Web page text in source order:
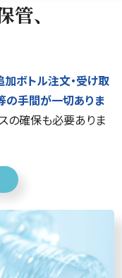
、
加ボトル注文・受け取
の手間が一切ありま
の確保も必要ありま